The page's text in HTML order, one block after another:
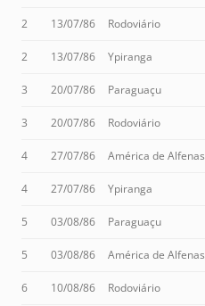
2 13/07/86 Rodoviário
2 13/07/86 Ypiranga
3 20/07/86 Paraguaçu
3 20/07/86 Rodoviário
4 27/07/86 América de Alfenas
4 27/07/86 Ypiranga
5 03/08/86 Paraguaçu
5 03/08/86 América de Alfenas
6 10/08/86 Rodoviário